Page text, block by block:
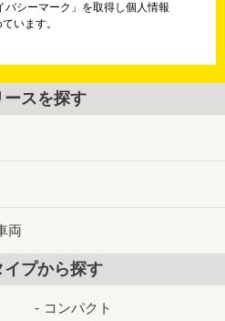
バシーマーク」を取得し個人情報
います。
ースを探す
両
イプから探す
コンパクト